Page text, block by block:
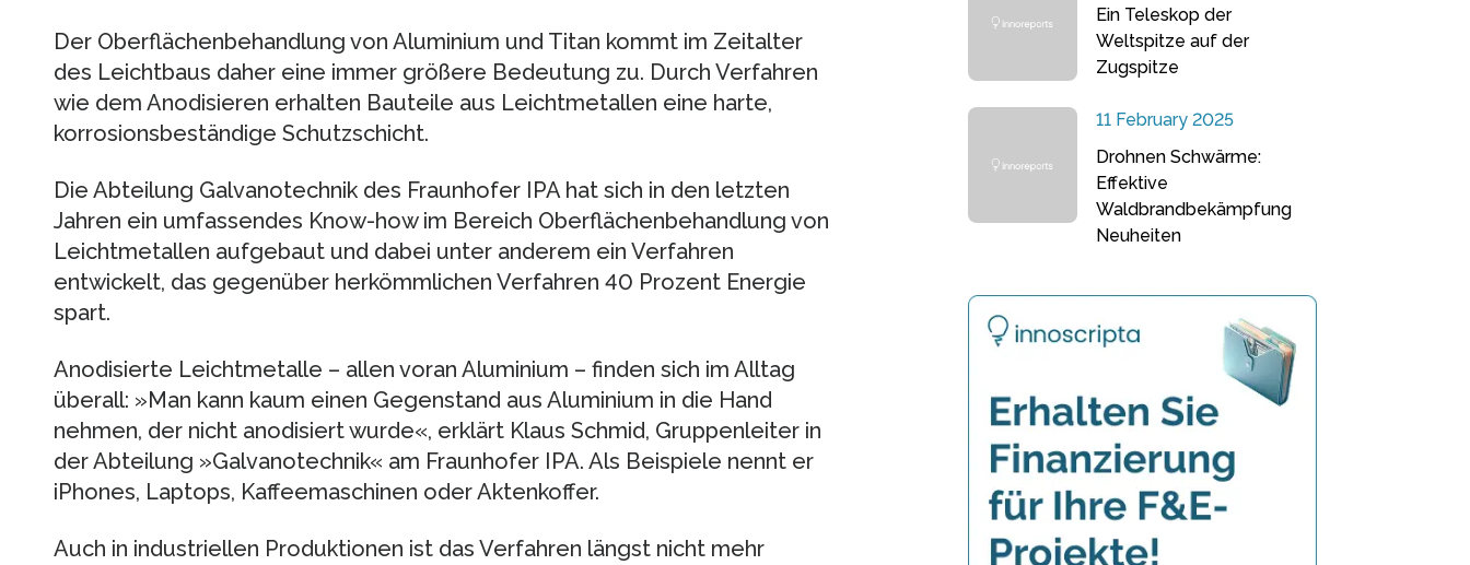
Der Oberflächenbehandlung von Aluminium und Titan kommt im Zeitalter
des Leichtbaus daher eine immer größere Bedeutung zu. Durch Verfahren
wie dem Anodisieren erhalten Bauteile aus Leichtmetallen eine harte,
korrosionsbeständige Schutzschicht.
Die Abteilung Galvanotechnik des Fraunhofer IPA hat sich in den letzten
Jahren ein umfassendes Know-how im Bereich Oberflächenbehandlung von
Leichtmetallen aufgebaut und dabei unter anderem ein Verfahren
entwickelt, das gegenüber herkömmlichen Verfahren 40 Prozent Energie
spart.
Anodisierte Leichtmetalle – allen voran Aluminium – finden sich im Alltag
überall: »Man kann kaum einen Gegenstand aus Aluminium in die Hand
nehmen, der nicht anodisiert wurde«, erklärt Klaus Schmid, Gruppenleiter in
der Abteilung »Galvanotechnik« am Fraunhofer IPA. Als Beispiele nennt er
iPhones, Laptops, Kaffeemaschinen oder Aktenkoffer.
Auch in industriellen Produktionen ist das Verfahren längst nicht mehr
Ein Teleskop der
Weltspitze auf der
Zugspitze
11 February 2025
Drohnen Schwärme:
Effektive
Waldbrandbekämpfung
Neuheiten